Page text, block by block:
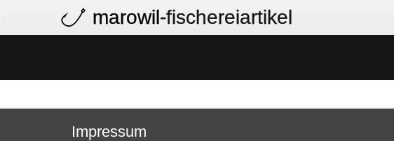
marowil-fischereiartikel
Impressum